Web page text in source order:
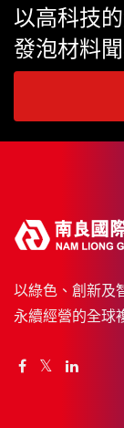
以高科技
發泡材料
以綠色、創新及
永續經營的全球